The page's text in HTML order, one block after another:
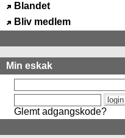
Blandet
Bliv medlem
Min eskak
Glemt adgangskode?